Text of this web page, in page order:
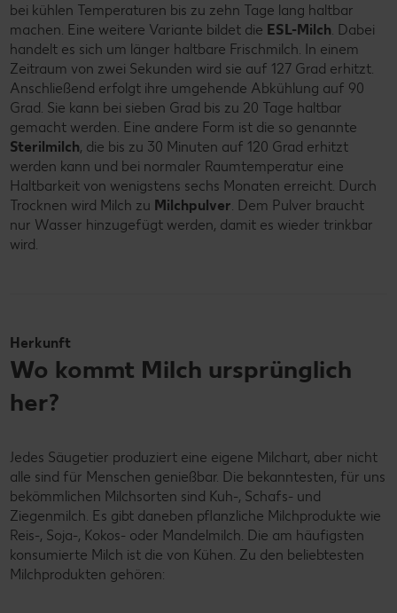
bei kühlen Temperaturen bis zu zehn Tage lang haltbar
machen. Eine weitere Variante bildet die ESL-Milch. Dabei
handelt es sich um länger haltbare Frischmilch. In einem
Zeitraum von zwei Sekunden wird sie auf 127 Grad erhitzt.
Anschließend erfolgt ihre umgehende Abkühlung auf 90
Grad. Sie kann bei sieben Grad bis zu 20 Tage haltbar
gemacht werden. Eine andere Form ist die so genannte
Sterilmilch, die bis zu 30 Minuten auf 120 Grad erhitzt
werden kann und bei normaler Raumtemperatur eine
Haltbarkeit von wenigstens sechs Monaten erreicht. Durch
Trocknen wird Milch zu Milchpulver. Dem Pulver braucht
nur Wasser hinzugefügt werden, damit es wieder trinkbar
wird.
Herkunft
Wo kommt Milch ursprünglich
her?
Jedes Säugetier produziert eine eigene Milchart, aber nicht
alle sind für Menschen genießbar. Die bekanntesten, für uns
bekömmlichen Milchsorten sind Kuh-, Schafs- und
Ziegenmilch. Es gibt daneben pflanzliche Milchprodukte wie
Reis-, Soja-, Kokos- oder Mandelmilch. Die am häufigsten
konsumierte Milch ist die von Kühen. Zu den beliebtesten
Milchprodukten gehören: